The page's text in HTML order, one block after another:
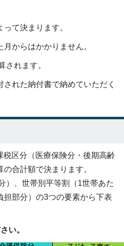
て決まります。
からはかかりません。
されます。
れた納付書で納めていただく
区分（医療保険分・後期高齢
合計額で決まります。
）、世帯別平等割（1世帯あた
担部分）の3つの要素から下表
い。